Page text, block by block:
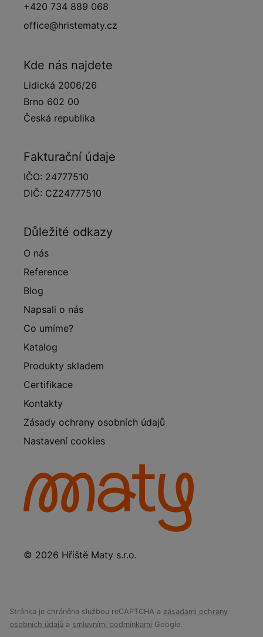
+420 734 889 068
office@hristematy.cz
Kde nás najdete
Lidická 2006/26
Brno 602 00
Česká republika
Fakturační údaje
IČO: 24777510
DIČ: CZ24777510
Důležité odkazy
O nás
Reference
Blog
Napsali o nás
Co umíme?
Katalog
Produkty skladem
Certifikace
Kontakty
Zásady ochrany osobních údajů
Nastavení cookies
© 2026 Hřiště Maty s.r.o.
Stránka je chráněna službou reCAPTCHA a zásadami ochrany
osobních údajů a smluvními podmínkami Google.